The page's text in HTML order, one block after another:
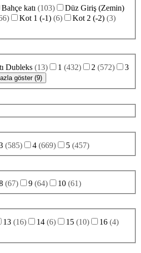
Bahçe katı (103)
Düz Giriş (Zemin)
) Kot 1 (-1) (6) Kot 2 (-2) (3)
Dubleks (13) 1 (432) 2 (572)
3
göster (9)
(585) 4 (669) 5 (457)
(67) 9 (64) 10 (61)
13 (16) 14 (6) 15 (10) 16 (4)